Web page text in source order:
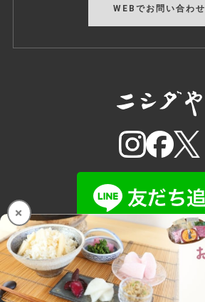
×
WEBでお問い合わせ
ニシダやについて
ニシダやの漬物お取り扱い店一覧